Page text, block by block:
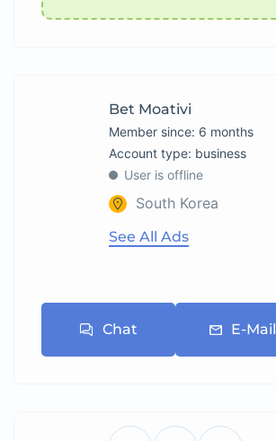
Bet Moativi
Member since: 6 months
account type: business
User is offline
South Korea
See All Ads
Chat E-Mail